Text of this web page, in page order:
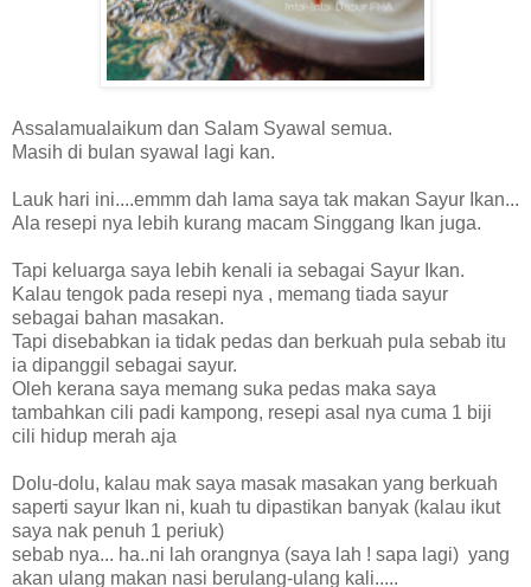
Assalamualaikum dan Salam Syawal semua.
Masih di bulan syawal lagi kan.
Lauk hari ini....emmm dah lama saya tak makan Sayur Ikan...
Ala resepi nya lebih kurang macam Singgang Ikan juga.
Tapi keluarga saya lebih kenali ia sebagai Sayur Ikan.
Kalau tengok pada resepi nya , memang tiada sayur
sebagai bahan masakan.
Tapi disebabkan ia tidak pedas dan berkuah pula sebab itu
ia dipanggil sebagai sayur.
Oleh kerana saya memang suka pedas maka saya
tambahkan cili padi kampong, resepi asal nya cuma 1 biji
cili hidup merah aja
Dolu-dolu, kalau mak saya masak masakan yang berkuah
saperti sayur Ikan ni, kuah tu dipastikan banyak (kalau ikut
saya nak penuh 1 periuk)
sebab nya... ha..ni lah orangnya (saya lah ! sapa lagi) yang
akan ulang makan nasi berulang-ulang kali.....